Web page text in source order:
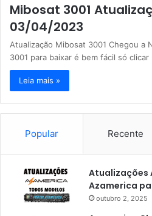
Mibosat 3001
03/04/2023
Atualização Mibosat 3001 Chegou a
3001 para baixar é bem fácil só
Leia mais »
Popular Recente
Atualizações
Azamerica
outubro 2, 2025